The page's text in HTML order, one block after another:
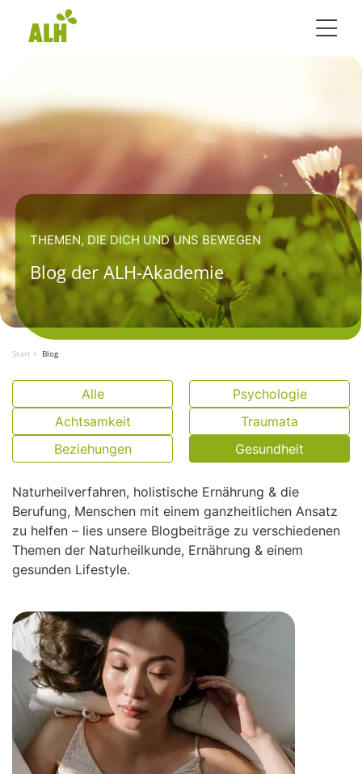
Toggle
THEMEN, DIE DICH UND UNS BEWEGEN
Blog der ALH-Akademie
Start Blog
Alle
Psychologie
Achtsamkeit
Traumata
Beziehungen
Gesundheit
Naturheilverfahren, holistische Ernährung & die
Berufung, Menschen mit einem ganzheitlichen Ansatz
zu helfen – lies unsere Blogbeiträge zu verschiedenen
Themen der Naturheilkunde, Ernährung & einem
gesunden Lifestyle.